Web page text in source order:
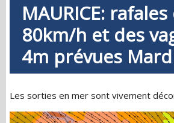
MAURICE:
80km/h et des
4m prévues
Les sorties en mer sont vivement